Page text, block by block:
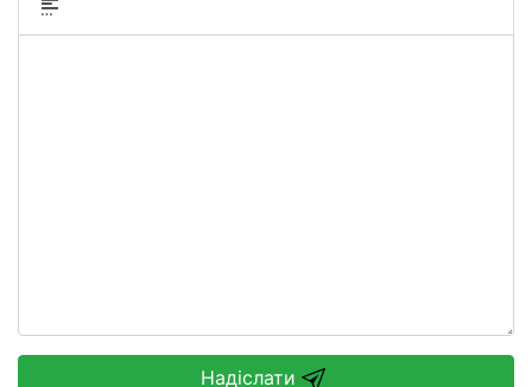
Надіслати